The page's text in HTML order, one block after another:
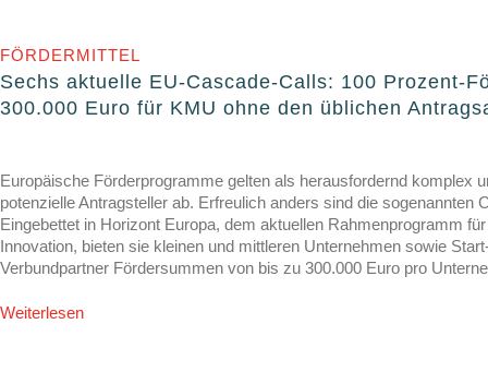
FÖRDERMITTEL
Sechs aktuelle EU-Cascade-Calls: 100 Prozent-
300.000 Euro für KMU ohne den üblichen
Europäische Förderprogramme gelten als herausfordernd komplex
potenzielle Antragsteller ab. Erfreulich anders sind die sogenannten
Eingebettet in Horizont Europa, dem aktuellen Rahmenprogramm
Innovation, bieten sie kleinen und mittleren Unternehmen sowie
Verbundpartner Fördersummen von bis zu 300.000 Euro pro
Weiterlesen